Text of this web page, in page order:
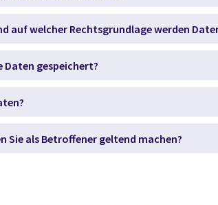
auf welcher Rechtsgrundlage werden
Daten gespeichert?
Sie als Betroffener geltend machen?